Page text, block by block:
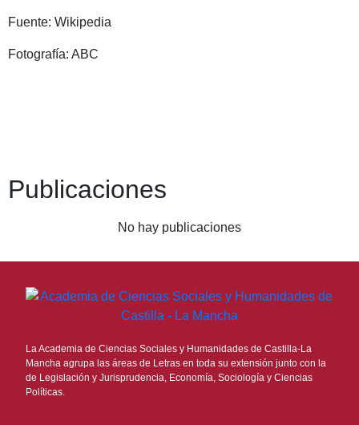
Fuente: Wikipedia
Fotografía: ABC
Publicaciones
No hay publicaciones
La Academia de Ciencias Sociales y Humanidades de Castilla-La
Mancha agrupa las áreas de Letras en toda su extensión junto con la
de Legislación y Jurisprudencia, Economía, Sociología y Ciencias
Políticas.